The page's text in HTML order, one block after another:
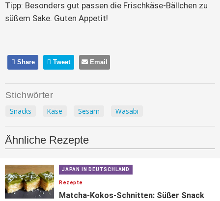
Tipp: Besonders gut passen die Frischkäse-Bällchen zu
süßem Sake. Guten Appetit!
Share Tweet Email
Stichwörter
Snacks Käse Sesam Wasabi
Ähnliche Rezepte
JAPAN IN DEUTSCHLAND
Rezepte
Matcha-Kokos-Schnitten: Süßer Snack